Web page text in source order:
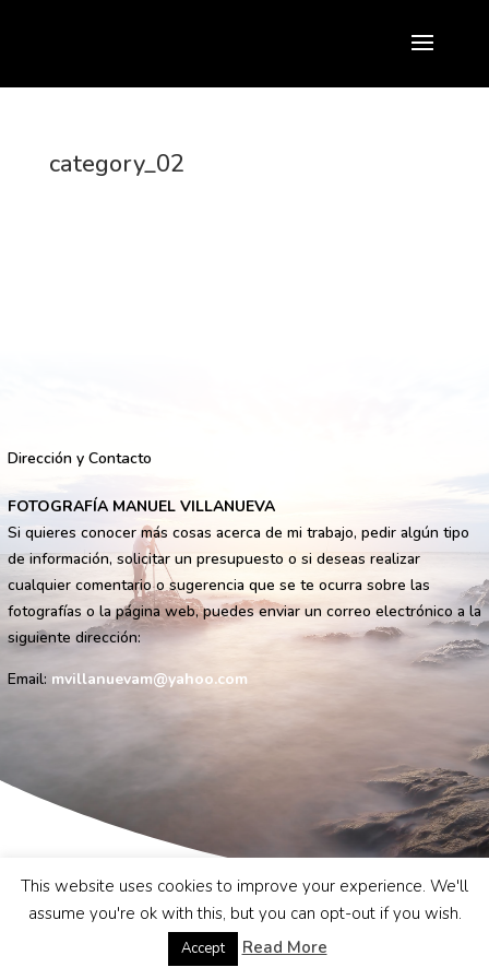
category_02
Dirección y Contacto
FOTOGRAFÍA MANUEL VILLANUEVA
Si quieres conocer más cosas acerca de mi trabajo, pedir algún tipo
de información, solicitar un presupuesto o si deseas realizar
cualquier comentario o sugerencia que se te ocurra sobre las
fotografías o la página web, puedes enviar un correo electrónico a la
siguiente dirección:
Email: mvillanuevam@yahoo.com
This website uses cookies to improve your experience. We'll
assume you're ok with this, but you can opt-out if you wish.
Accept Read More